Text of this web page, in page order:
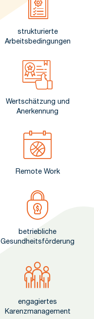
strukturierte
Arbeitsbedingungen
Wertschätzung und
Anerkennung
Remote Work
betriebliche
Gesundheitsförderung
engagiertes
Karenzmanagement